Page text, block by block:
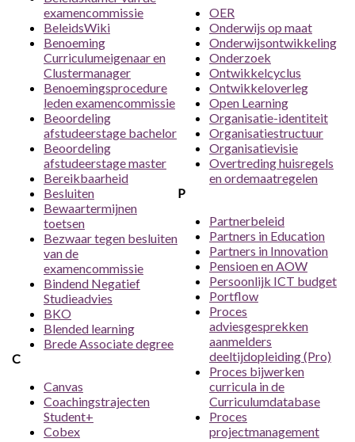
examencommissie
BeleidsWiki
Benoeming
Curriculumeigenaar en
Clustermanager
Benoemingsprocedure
leden examencommissie
Beoordeling
afstudeerstage bachelor
Beoordeling
afstudeerstage master
Bereikbaarheid
Besluiten
Bewaartermijnen
toetsen
Bezwaar tegen besluiten
van de
examencommissie
Bindend Negatief
Studieadvies
BKO
Blended learning
Brede Associate degree
C
Canvas
Coachingstrajecten
Student+
Cobex
OER
Onderwijs op maat
Onderwijsontwikkeling
Onderzoek
Ontwikkelcyclus
Ontwikkeloverleg
Open Learning
Organisatie-identiteit
Organisatiestructuur
Organisatievisie
Overtreding huisregels
en ordemaatregelen
P
Partnerbeleid
Partners in Education
Partners in Innovation
Pensioen en AOW
Persoonlijk ICT budget
Portflow
Proces
adviesgesprekken
aanmelders
deeltijdopleiding (Pro)
Proces bijwerken
curricula in de
Curriculumdatabase
Proces
projectmanagement